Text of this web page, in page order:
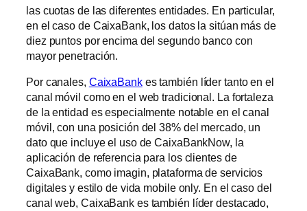
las cuotas de las diferentes entidades. En particular,
en el caso de CaixaBank, los datos la sitúan más de
diez puntos por encima del segundo banco con
mayor penetración.
Por canales, CaixaBankes también líder tanto en el
canal móvil como en el web tradicional. La fortaleza
de la entidad es especialmente notable en el canal
móvil, con una posición del 38% del mercado, un
dato que incluye el uso de CaixaBankNow, la
aplicación de referencia para los clientes de
CaixaBank, como imagin, plataforma de servicios
digitales y estilo de vida mobile only. En el caso del
canal web, CaixaBank es también líder destacado,